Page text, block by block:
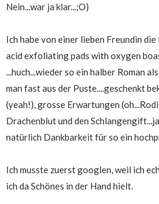
Nein...war ja klar...;O)
Ich habe von einer lieben Freundin
acid exfoliating pads with oxygen
...huch...wieder so ein halber Roman
man fast aus der Puste....geschenkt
(yeah!), grosse Erwartungen
Drachenblut und den
natürlich Dankbarkeit für so ein
Ich musste zuerst googlen, weil ich
ich da Schönes in der Hand hielt.